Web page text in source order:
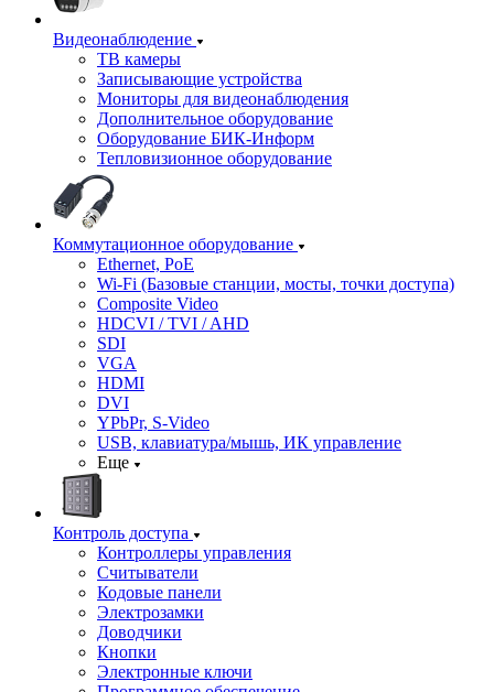
Видеонаблюдение
ТВ камеры
Записывающие устройства
Мониторы для видеонаблюдения
Дополнительное оборудование
Оборудование БИК-Информ
Тепловизионное оборудование
Коммутационное оборудование
Ethernet, PoE
Wi-Fi (Базовые станции, мосты, точки доступа)
Composite Video
HDCVI / TVI / AHD
SDI
VGA
HDMI
DVI
YPbPr, S-Video
USB, клавиатура/мышь, ИК управление
Еще
Контроль доступа
Контроллеры управления
Считыватели
Кодовые панели
Электрозамки
Доводчики
Кнопки
Электронные ключи